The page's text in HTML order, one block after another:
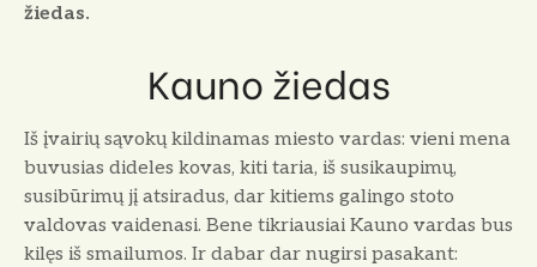
žiedas.
Kauno žiedas
Iš įvairių sąvokų kildinamas miesto vardas: vieni mena
buvusias dideles kovas, kiti taria, iš susikaupimų,
susibūrimų jį atsiradus, dar kitiems galingo stoto
valdovas vaidenasi. Bene tikriausiai Kauno vardas bus
kilęs iš smailumos. Ir dabar dar nugirsi pasakant: